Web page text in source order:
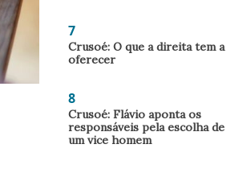
7
Crusoé: O que a direita tem a
oferecer
8
Crusoé: Flávio aponta os
responsáveis pela escolha de
um vice homem